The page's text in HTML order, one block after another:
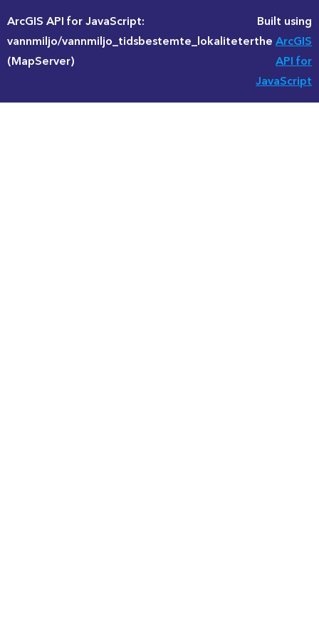
ArcGIS API for JavaScript:
vannmiljo/vannmiljo_tidsbestemte_lokaliteter
(MapServer)
Built using
theArcGIS
API for
JavaScript